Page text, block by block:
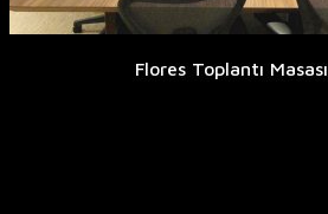
Flores Toplantı Masası